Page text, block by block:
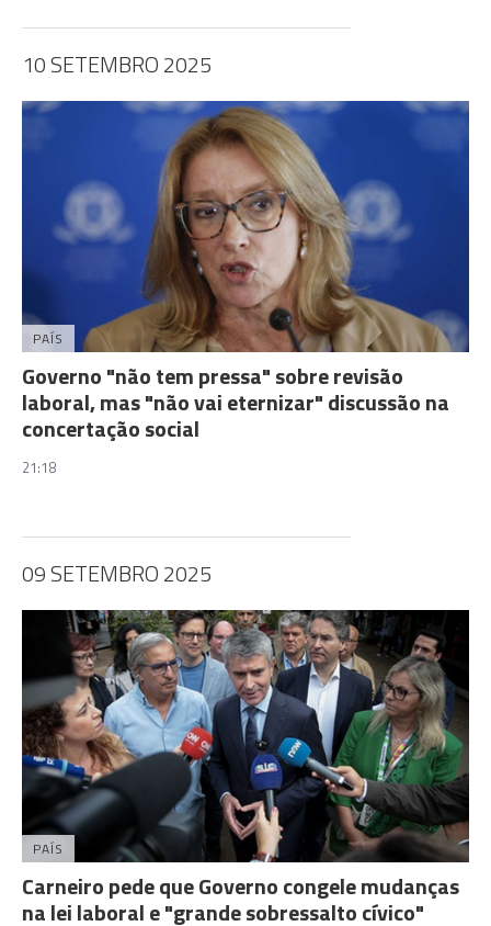
10 SETEMBRO 2025
PAÍS
Governo "não tem pressa" sobre revisão
laboral, mas "não vai eternizar" discussão na
concertação social
21:18
09 SETEMBRO 2025
PAÍS
Carneiro pede que Governo congele mudanças
na lei laboral e "grande sobressalto cívico"